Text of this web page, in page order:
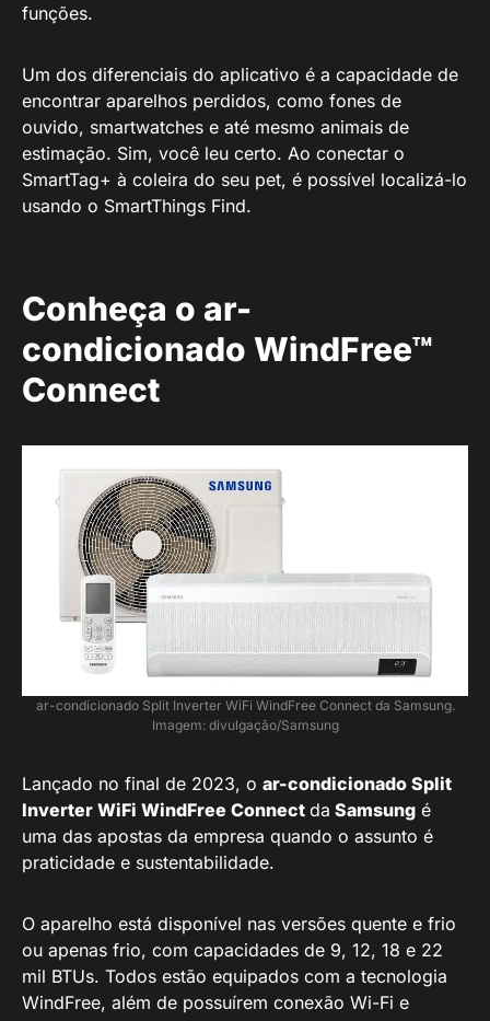
funções.
Um dos diferenciais do aplicativo é a capacidade de
encontrar aparelhos perdidos, como fones de
ouvido, smartwatches e até mesmo animais de
estimação. Sim, você leu certo. Ao conectar o
SmartTag+ à coleira do seu pet, é possível localizá-lo
usando o SmartThings Find.
Conheça o ar-
condicionado WindFree™
Connect
ar-condicionado Split Inverter WiFi WindFree Connect da Samsung.
Imagem: divulgação/Samsung
Lançado no final de 2023, o ar-condicionado Split
Inverter WiFi WindFree Connect da Samsung é
uma das apostas da empresa quando o assunto é
praticidade e sustentabilidade.
O aparelho está disponível nas versões quente e frio
ou apenas frio, com capacidades de 9, 12, 18 e 22
mil BTUs. Todos estão equipados com a tecnologia
WindFree, além de possuírem conexão Wi-Fi e